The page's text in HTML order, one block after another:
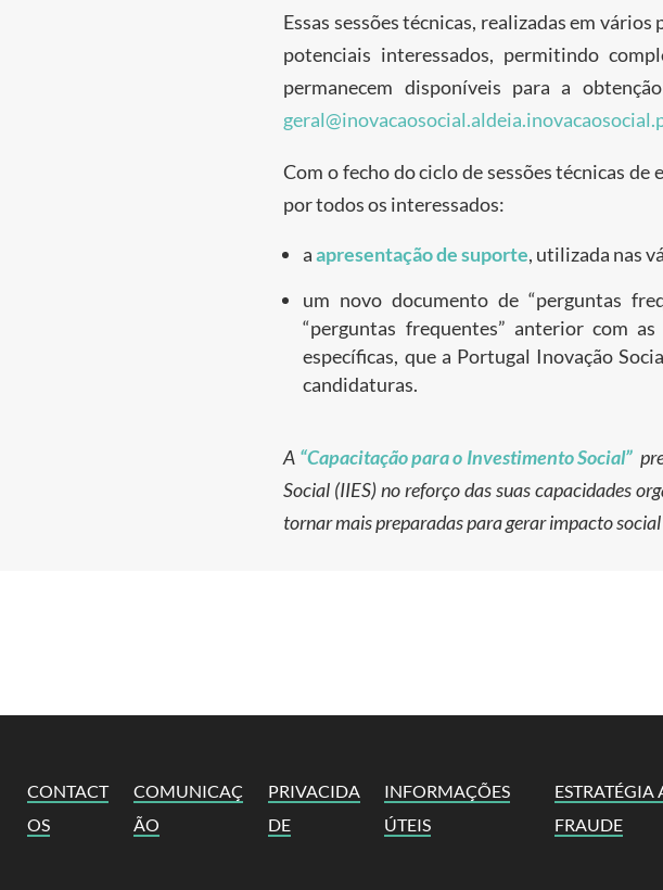
Essas sessões técnicas, realizadas em
potenciais interessados, permitindo
permanecem disponíveis para a
Com o fecho do ciclo de sessões técnicas
por todos os interessados:
aapresentação de suporte, utilizada nas
um novo documento de “perguntas
“perguntas frequentes” anterior com
específicas, que a Portugal Inovação
candidaturas.
A “Capacitação para o Investimento Social”
Social (IIES) no reforço das suas capacidades
tornar mais preparadas para gerar impacto
CONTACT
OS
COMUNICAÇ
ÃO
PRIVACIDA
DE
INFORMAÇÕES
ÚTEIS
ESTRATÉGIA
FRAUDE